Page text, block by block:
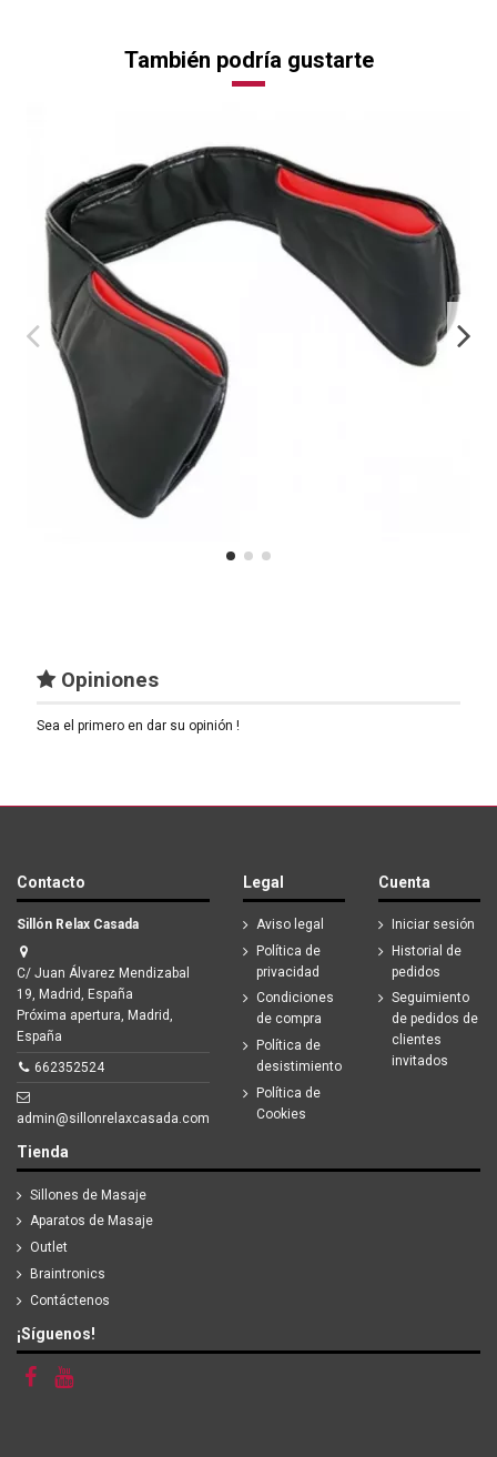
También podría gustarte
Miniwell Twist straps
25,00 €
Opiniones
Sea el primero en dar su opinión !
Contacto
Sillón Relax Casada
C/ Juan Álvarez Mendizabal
19, Madrid, España
Próxima apertura, Madrid,
España
662352524
admin@sillonrelaxcasada.com
Legal
Aviso legal
Política de
privacidad
Condiciones
de compra
Política de
desistimiento
Política de
Cookies
Cuenta
Iniciar sesión
Historial de
pedidos
Seguimiento
de pedidos de
clientes
invitados
Tienda
Sillones de Masaje
Aparatos de Masaje
Outlet
Braintronics
Contáctenos
¡Síguenos!